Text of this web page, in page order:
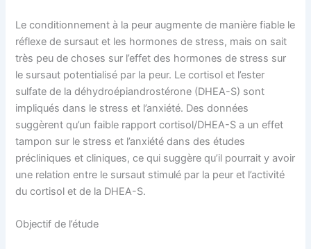
Le conditionnement à la peur augmente de manière fiable le
réflexe de sursaut et les hormones de stress, mais on sait
très peu de choses sur l’effet des hormones de stress sur
le sursaut potentialisé par la peur. Le cortisol et l’ester
sulfate de la déhydroépiandrostérone (DHEA-S) sont
impliqués dans le stress et l’anxiété. Des données
suggèrent qu’un faible rapport cortisol/DHEA-S a un effet
tampon sur le stress et l’anxiété dans des études
précliniques et cliniques, ce qui suggère qu’il pourrait y avoir
une relation entre le sursaut stimulé par la peur et l’activité
du cortisol et de la DHEA-S.
Objectif de l’étude